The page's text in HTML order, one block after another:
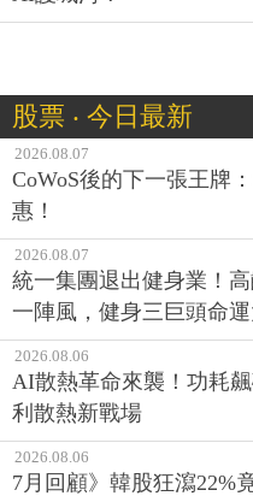
股票 ‧ 今日最新
2026.08.07
CoWoS後的下一張王牌
惠！
2026.08.07
統一集團退出健身業！
一陣風，健身三巨頭命運
2026.08.06
AI散熱革命來襲！功耗
利散熱新戰場
2026.08.06
7月回顧》韓股狂瀉22%